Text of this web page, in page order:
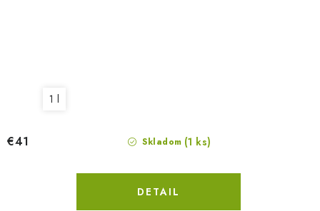
1 l
Skladom (1 ks)
€41
DETAIL